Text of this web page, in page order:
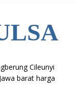
Cileunyi
barat harga